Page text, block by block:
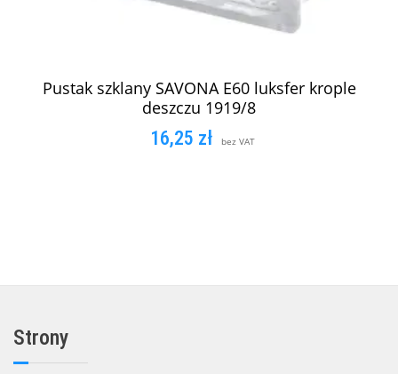
Pustak szklany SAVONA E60 luksfer krople
deszczu 1919/8
16,25 zł bez VAT
Strony